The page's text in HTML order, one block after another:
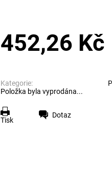
452,26 Kč
Kategorie:
Položka byla vyprodána...
Tisk
Dotaz